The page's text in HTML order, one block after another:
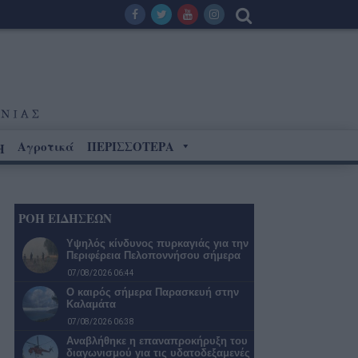
Αγροτικά ΠΕΡΙΣΣΟΤΕΡΑ
ΡΟΗ ΕΙΔΗΣΕΩΝ
Υψηλός κίνδυνος πυρκαγιάς για την
Περιφέρεια Πελοποννήσου σήμερα
07/08/2026 06:44
Ο καιρός σήμερα Παρασκευή στην
Καλαμάτα
07/08/2026 06:38
Αναβλήθηκε η επαναπροκήρυξη του
διαγωνισμού για τις υδατοδεξαμενές